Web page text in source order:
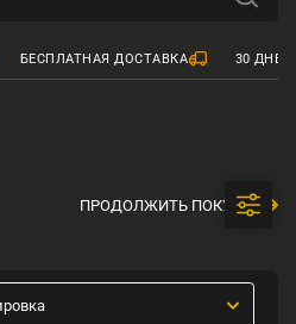
БЕСПЛАТНАЯ ДОСТАВКА 30
ПРОДОЛЖИТЬ ПОКУПКИ